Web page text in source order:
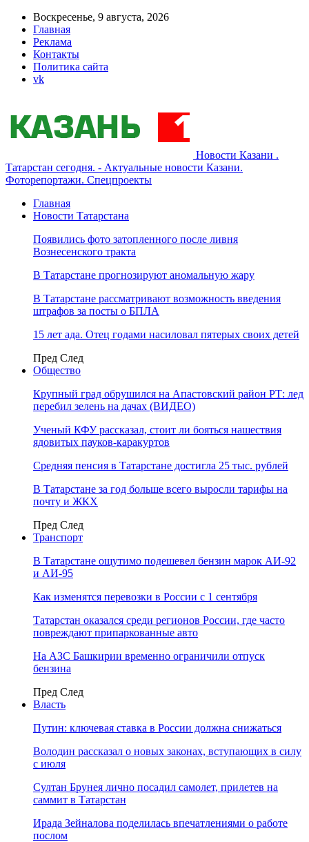
Воскресенье, 9 августа, 2026
Главная
Реклама
Контакты
Политика сайта
vk
Новости Казани .
Татарстан сегодня. - Актуальные новости Казани.
Фоторепортажи. Спецпроекты
Главная
Новости Татарстана
Появились фото затопленного после ливня
Вознесенского тракта
В Татарстане прогнозируют аномальную жару
В Татарстане рассматривают возможность введения
штрафов за посты о БПЛА
15 лет ада. Отец годами насиловал пятерых своих детей
Пред След
Общество
Крупный град обрушился на Апастовский район РТ: лед
перебил зелень на дачах (ВИДЕО)
Ученый КФУ рассказал, стоит ли бояться нашествия
ядовитых пауков-каракуртов
Средняя пенсия в Татарстане достигла 25 тыс. рублей
В Татарстане за год больше всего выросли тарифы на
почту и ЖКХ
Пред След
Транспорт
В Татарстане ощутимо подешевел бензин марок АИ-92
и АИ-95
Как изменятся перевозки в России с 1 сентября
Татарстан оказался среди регионов России, где часто
повреждают припаркованные авто
На АЗС Башкирии временно ограничили отпуск
бензина
Пред След
Власть
Путин: ключевая ставка в России должна снижаться
Володин рассказал о новых законах, вступающих в силу
с июля
Султан Брунея лично посадил самолет, прилетев на
саммит в Татарстан
Ирада Зейналова поделилась впечатлениями о работе
послом